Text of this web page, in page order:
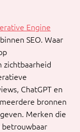
Engine
SEO. Waar
zichtbaarheid
ChatGPT en
bronnen
Merken die